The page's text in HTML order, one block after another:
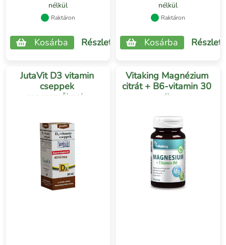
nélkül
Raktáron
Kosárba Részletek
nélkül
Raktáron
Kosárba
JutaVit D3 vitamin
cseppek
csecsemőknek,
Vitaking Magnézium
citrát + B6-vitamin 30
db